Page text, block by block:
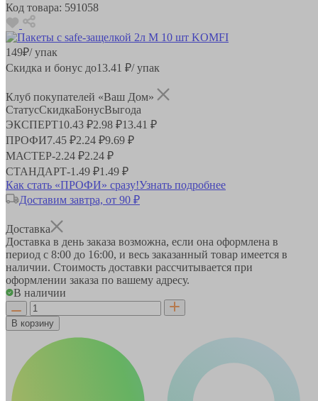
Код товара: 591058
149₽/ упак
Скидка и бонус до13.41 ₽/ упак
Клуб покупателей «Ваш Дом»
СтатусСкидкаБонусВыгода
ЭКСПЕРТ10.43 ₽2.98 ₽13.41 ₽
ПРОФИ7.45 ₽2.24 ₽9.69 ₽
МАСТЕР-2.24 ₽2.24 ₽
СТАНДАРТ-1.49 ₽1.49 ₽
Как стать «ПРОФИ» сразу!Узнать подробнее
Доставим завтра, от 90 ₽
Доставка
Доставка в день заказа возможна, если она оформлена в
период с 8:00 до 16:00, и весь заказанный товар имеется в
наличии. Стоимость доставки рассчитывается при
оформлении заказа по вашему адресу.
В наличии
В корзину